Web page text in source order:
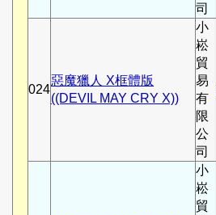
司
024
惡魔獵人 X框體版
((DEVIL MAY CRY X))
小
崧
貿
易
有
限
公
司
小
崧
貿